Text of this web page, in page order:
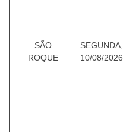
SÃO
ROQUE
SEGUNDA,
10/08/2026